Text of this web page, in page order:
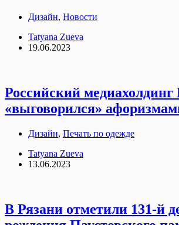
Дизайн, Новости
Tatyana Zueva
19.06.2023
Российский
«выговорился»
Дизайн, Печать по одежде
Tatyana Zueva
13.06.2023
В Рязани отметили 131-й